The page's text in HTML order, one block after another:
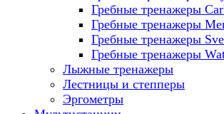
Гребные тренажеры
Гребные тренажеры
Гребные тренажеры
Гребные тренажеры
Лыжные тренажеры
Лестницы и степперы
Эргометры